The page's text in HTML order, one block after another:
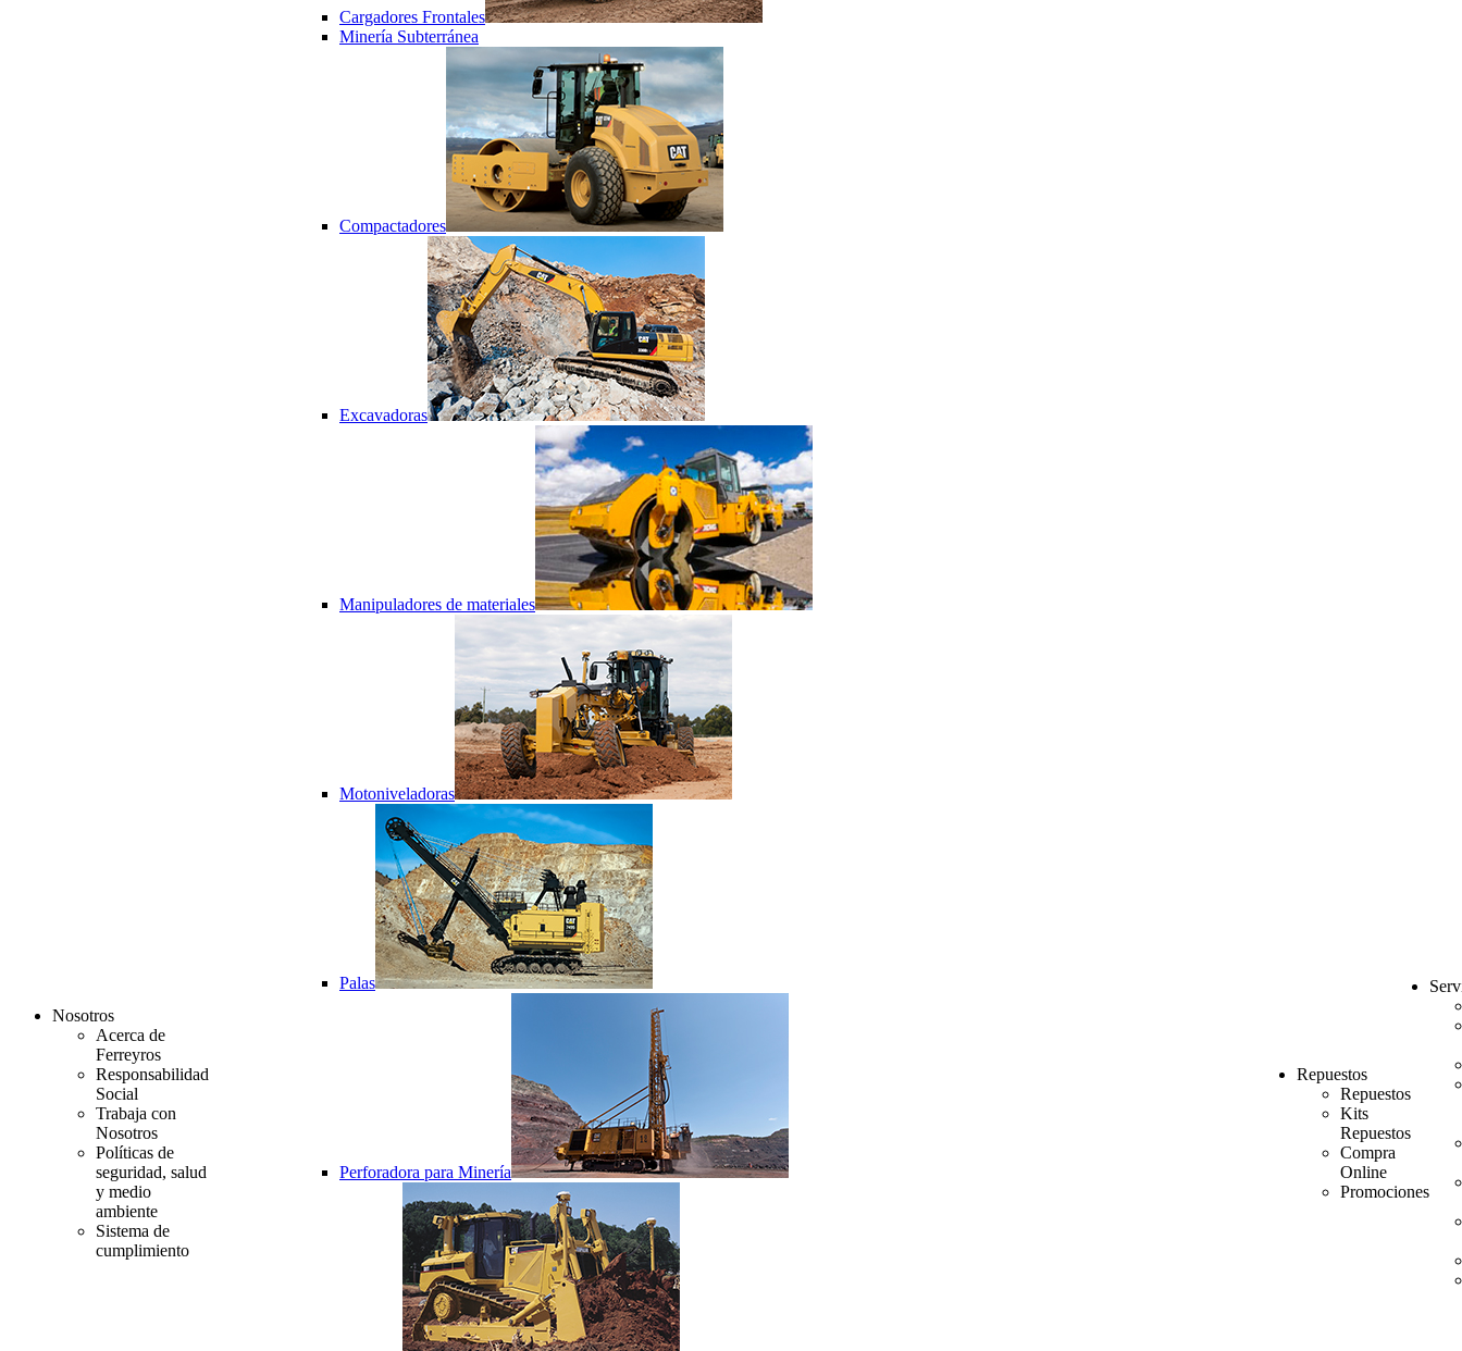
Nosotros
Acerca de
Ferreyros
Responsabilidad
Social
Trabaja con
Nosotros
Políticas de
seguridad, salud
y medio
ambiente
Sistema de
cumplimiento
Cargadores Frontales
Minería Subterránea
Compactadores
Excavadoras
Manipuladores de materiales
Motoniveladoras
Palas
Perforadora para Minería
Repuestos
Repuestos
Kits
Repuestos
Compra
Online
Promociones